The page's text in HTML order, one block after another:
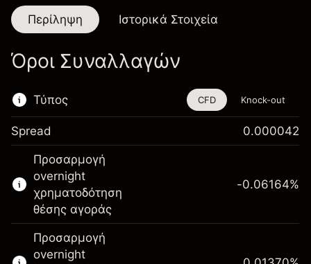
Περίληψη Ιστορικά Στοιχεία
Όροι Συναλλαγών
Τύπος
Αυτό το χρηματοοικονομικό εργαλείο είναι
διαθέσιμο για διαπραγμάτευση μέσω CFDs
και Knock-outs.
Μάθετε περισσότερα σχετικά με:
CFDs
Knock-outs
CFD Knock-out
Spread 0.000042
Προσαρμογή
overnight
χρηματοδότηση
θέσης αγοράς
-0.06164%
Προσαρμογή
overnight